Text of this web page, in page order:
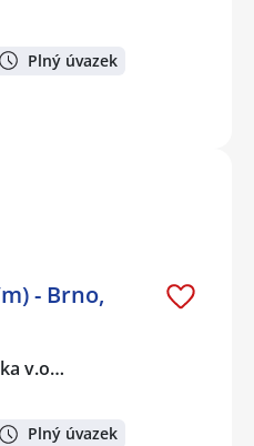
Plný úvazek
- Brno,
v.o…
Plný úvazek